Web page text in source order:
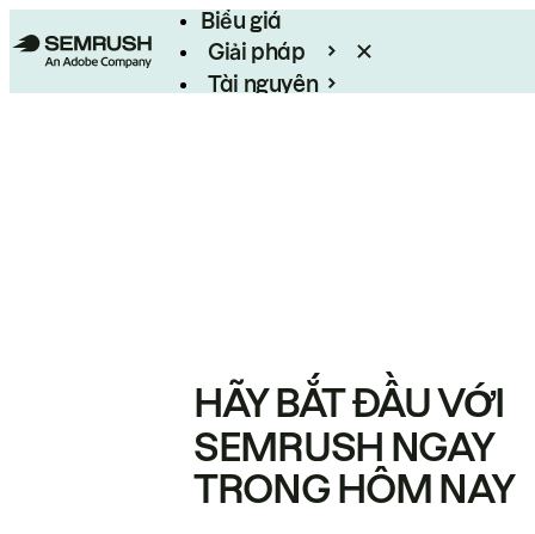
Biểu giá
Giải pháp
Tài nguyên
HÃY BẮT ĐẦU VỚI
SEMRUSH NGAY
TRONG HÔM NAY